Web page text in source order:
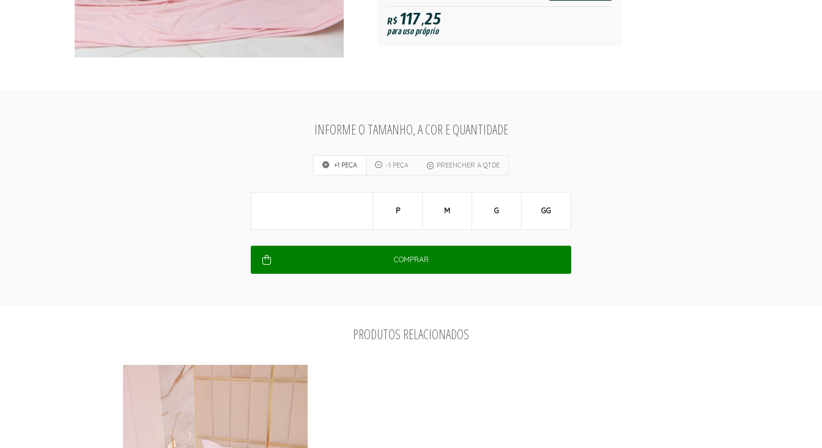
R$117,25
para uso próprio
INFORME O TAMANHO, A COR E QUANTIDADE
+1 PEÇA -1 PEÇA PREENCHER A QTDE
P M G GG
COMPRAR
PRODUTOS RELACIONADOS